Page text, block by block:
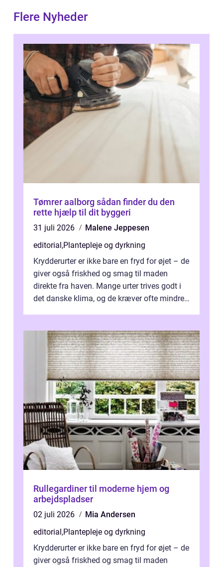
Flere Nyheder
Tømrer aalborg sådan finder du den
rette hjælp til dit byggeri
31 juli 2026
Malene Jeppesen
editorial,Plantepleje og dyrkning
Krydderurter er ikke bare en fryd for øjet – de
giver også friskhed og smag til maden
direkte fra haven. Mange urter trives godt i
det danske klima, og de kræver ofte mindre
Rullegardiner til moderne hjem og
arbejdspladser
02 juli 2026
Mia Andersen
editorial,Plantepleje og dyrkning
Krydderurter er ikke bare en fryd for øjet – de
giver også friskhed og smag til maden